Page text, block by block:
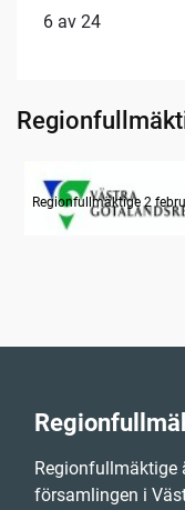
6 av 24
Information om
Regionfullmäktige 2
Regionfullmäktige
församlingen i